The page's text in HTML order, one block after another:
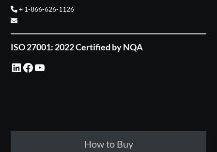
+ 1-866-626-1126
ISO 27001: 2022 Certified by NQA
LinkedIn Facebook YouTube
How to Buy